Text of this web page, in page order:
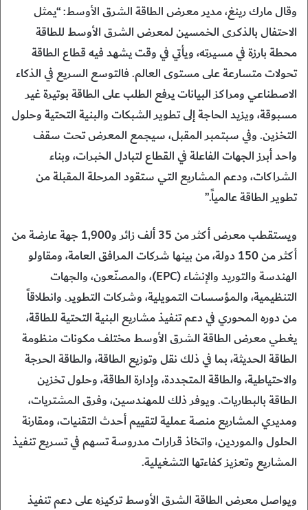
وقال مارك رينغ، مدير معرض الطاقة الشرق الأوسط: “يمثل
الاحتفال بالذكرى الخمسين لمعرض الشرق الأوسط للطاقة
محطة بارزة في مسيرته، ويأتي في وقت يشهد فيه قطاع الطاقة
تحولات متسارعة على مستوى العالم. فالتوسع السريع في الذكاء
الاصطناعي ومراكز البيانات يرفع الطلب على الطاقة بوتيرة غير
مسبوقة، ويزيد الحاجة إلى تطوير الشبكات والبنية التحتية وحلول
التخزين. وفي سبتمبر المقبل، سيجمع المعرض تحت سقف
واحد أبرز الجهات الفاعلة في القطاع لتبادل الخبرات، وبناء
الشراكات، ودعم المشاريع التي ستقود المرحلة المقبلة من
تطوير الطاقة عالمياً.”
ويستقطب معرض أكثر من 35 ألف زائر و1,900 جهة عارضة من
أكثر من 150 دولة، من بينها شركات المرافق العامة، ومقاولو
الهندسة والتوريد والإنشاء (EPC)، والمصنّعون، والجهات
التنظيمية، والمؤسسات التمويلية، وشركات التطوير. وانطلاقاً
من دوره المحوري في دعم تنفيذ مشاريع البنية التحتية للطاقة،
يغطي معرض الطاقة الشرق الأوسط مختلف مكونات منظومة
الطاقة الحديثة، بما في ذلك نقل وتوزيع الطاقة، والطاقة الحرجة
والاحتياطية، والطاقة المتجددة، وإدارة الطاقة، وحلول تخزين
الطاقة بالبطاريات. ويوفر ذلك للمهندسين، وفرق المشتريات،
ومديري المشاريع منصة عملية لتقييم أحدث التقنيات، ومقارنة
الحلول والموردين، واتخاذ قرارات مدروسة تسهم في تسريع تنفيذ
المشاريع وتعزيز كفاءتها التشغيلية.
ويواصل معرض الطاقة الشرق الأوسط تركيزه على دعم تنفيذ